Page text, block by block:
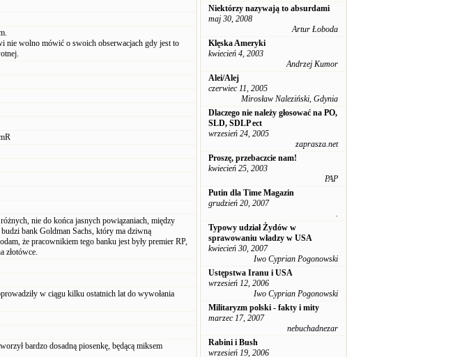
nie wolno mówić o swoich obserwacjach gdy jest to
nie do końca jasnych powiązaniach, między
bank Goldman Sachs, który ma dziwną
że pracownikiem tego banku jest były premier RP,
złotówce.
w ciągu kilku ostatnich lat do wywołania
bardzo dosadną piosenkę, będącą miksem
Niektórzy nazywają to absurdami
maj 30, 2008
Artur Łoboda
Klęska Ameryki
kwiecień 4, 2003
Andrzej Kumor
Alei/Alej
czerwiec 11, 2005
Mirosław Naleziński, Gdynia
Dlaczego nie należy głosować na PO,
SLD, SDLP ect
wrzesień 24, 2005
zaprasza.net
Proszę, przebaczcie nam!
kwiecień 25, 2003
PAP
Putin dla Time Magazin
grudzień 20, 2007
.
Typowy udział Żydów w
sprawowaniu władzy w USA
kwiecień 30, 2007
Iwo Cyprian Pogonowski
Ustępstwa Iranu i USA
wrzesień 12, 2006
Iwo Cyprian Pogonowski
Militaryzm polski - fakty i mity
marzec 17, 2007
nebuchadnezar
Rabini i Bush
wrzesień 19, 2006